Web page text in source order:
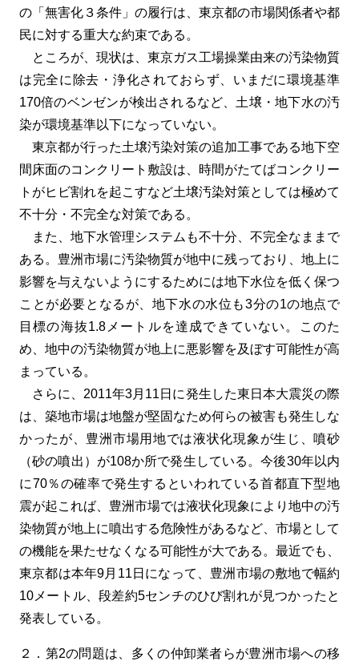
の「無害化３条件」の履行は、東京都の市場関係者や都
民に対する重大な約束である。
ところが、現状は、東京ガス工場操業由来の汚染物質
は完全に除去・浄化されておらず、いまだに環境基準
170倍のベンゼンが検出されるなど、土壌・地下水の汚
染が環境基準以下になっていない。
東京都が行った土壌汚染対策の追加工事である地下空
間床面のコンクリート敷設は、時間がたてばコンクリー
トがヒビ割れを起こすなど土壌汚染対策としては極めて
不十分・不完全な対策である。
また、地下水管理システムも不十分、不完全なままで
ある。豊洲市場に汚染物質が地中に残っており、地上に
影響を与えないようにするためには地下水位を低く保つ
ことが必要となるが、地下水の水位も3分の1の地点で
目標の海抜1.8メートルを達成できていない。このた
め、地中の汚染物質が地上に悪影響を及ぼす可能性が高
まっている。
さらに、2011年3月11日に発生した東日本大震災の際
は、築地市場は地盤が堅固なため何らの被害も発生しな
かったが、豊洲市場用地では液状化現象が生じ、噴砂
（砂の噴出）が108か所で発生している。今後30年以内
に70％の確率で発生するといわれている首都直下型地
震が起これば、豊洲市場では液状化現象により地中の汚
染物質が地上に噴出する危険性があるなど、市場として
の機能を果たせなくなる可能性が大である。最近でも、
東京都は本年9月11日になって、豊洲市場の敷地で幅約
10メートル、段差約5センチのひび割れが見つかったと
発表している。
２．第2の問題は、多くの仲卸業者らが豊洲市場への移